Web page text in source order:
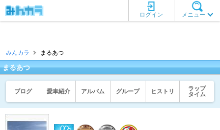
メニュー
ログイン
みんカラ まるあつ
まるあつ
ブログ 愛車紹介 アルバム グループ ヒストリ
ラップ
タイム